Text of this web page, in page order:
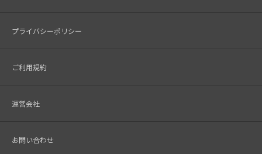
プライバシーポリシー
ご利用規約
運営会社
お問い合わせ